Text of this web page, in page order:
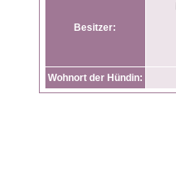
Besitzer:
Wohnort der Hündin: